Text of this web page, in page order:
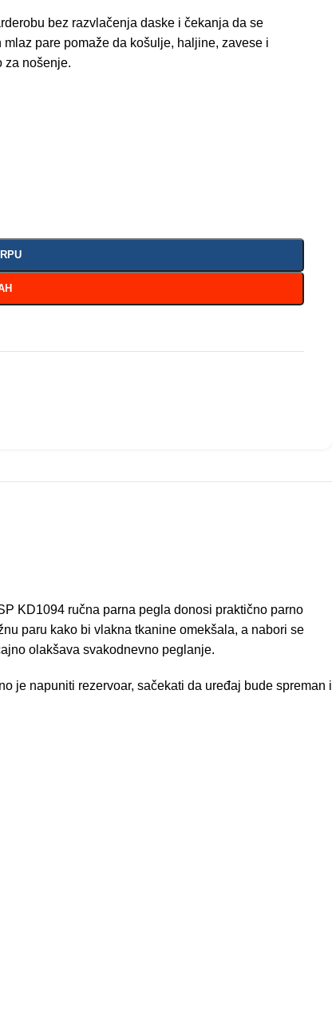
bez razvlačenja daske i čekanja da se
pare pomaže da košulje, haljine, zavese i
za nošenje.
KD1094 ručna parna pegla donosi praktično parno
paru kako bi vlakna tkanine omekšala, a nabori se
olakšava svakodnevno peglanje.
je napuniti rezervoar, sačekati da uređaj bude spreman i